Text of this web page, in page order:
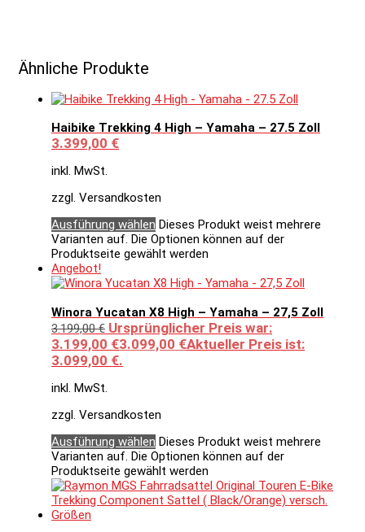
Ähnliche Produkte
Haibike Trekking 4 High – Yamaha – 27.5 Zoll
3.399,00 €
inkl. MwSt.
zzgl. Versandkosten
Ausführung wählen Dieses Produkt weist mehrere
Varianten auf. Die Optionen können auf der
Produktseite gewählt werden
Angebot!
Winora Yucatan X8 High – Yamaha – 27,5 Zoll
3.199,00€ Ursprünglicher Preis war:
3.199,00 €3.099,00 €Aktueller Preis ist:
3.099,00 €.
inkl. MwSt.
zzgl. Versandkosten
Ausführung wählen Dieses Produkt weist mehrere
Varianten auf. Die Optionen können auf der
Produktseite gewählt werden